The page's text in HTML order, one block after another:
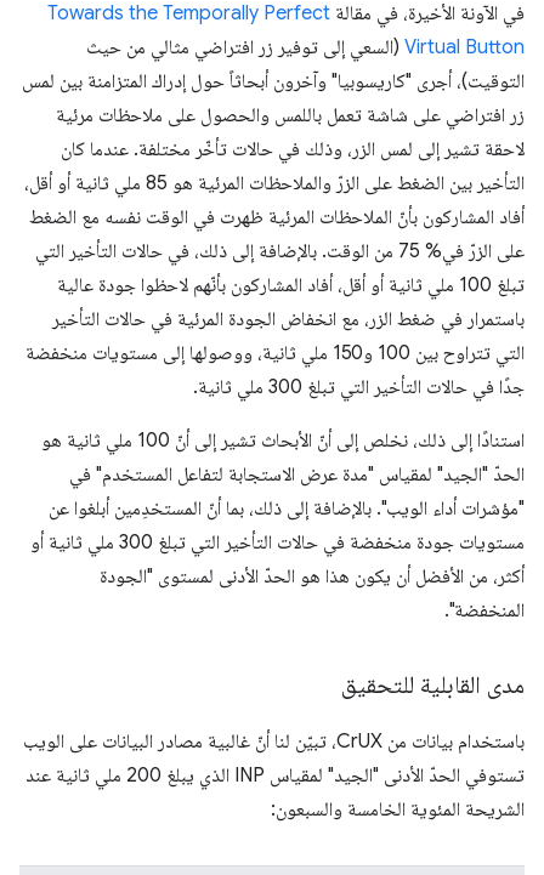
في الآونة الأخيرة، في مقالة Towards the Temporally Perfect
Virtual Button (السعي إلى توفير زر افتراضي مثالي من حيث
التوقيت)، أجرى "كاريسوبيا" وآخرون أبحاثاً حول إدراك المتزامنة بين لمس
زر افتراضي على شاشة تعمل باللمس والحصول على ملاحظات مرئية
لاحقة تشير إلى لمس الزر، وذلك في حالات تأخّر مختلفة. عندما كان
التأخير بين الضغط على الزرّ والملاحظات المرئية هو 85 ملي ثانية أو أقل،
أفاد المشاركون بأنّ الملاحظات المرئية ظهرت في الوقت نفسه مع الضغط
على الزرّ في% 75 من الوقت. بالإضافة إلى ذلك، في حالات التأخير التي
تبلغ 100 ملي ثانية أو أقل، أفاد المشاركون بأنّهم لاحظوا جودة عالية
باستمرار في ضغط الزر، مع انخفاض الجودة المرئية في حالات التأخير
التي تتراوح بين 100 و150 ملي ثانية، ووصولها إلى مستويات منخفضة
جدًا في حالات التأخير التي تبلغ 300 ملي ثانية.
استنادًا إلى ذلك، نخلص إلى أنّ الأبحاث تشير إلى أنّ 100 ملي ثانية هو
الحدّ "الجيد" لمقياس "مدة عرض الاستجابة لتفاعل المستخدم" في
"مؤشرات أداء الويب". بالإضافة إلى ذلك، بما أنّ المستخدِمين أبلغوا عن
مستويات جودة منخفضة في حالات التأخير التي تبلغ 300 ملي ثانية أو
أكثر، من الأفضل أن يكون هذا هو الحدّ الأدنى لمستوى "الجودة
المنخفضة".
مدى القابلية للتحقيق
باستخدام بيانات من CrUX، تبيّن لنا أنّ غالبية مصادر البيانات على الويب
تستوفي الحدّ الأدنى "الجيد" لمقياس INP الذي يبلغ 200 ملي ثانية عند
الشريحة المئوية الخامسة والسبعون: